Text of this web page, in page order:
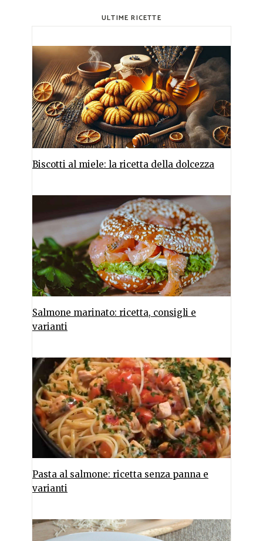
ULTIME RICETTE
Biscotti al miele: la ricetta della dolcezza
Salmone marinato: ricetta, consigli e
varianti
Pasta al salmone: ricetta senza panna e
varianti